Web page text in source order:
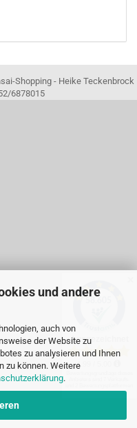
und andere
auch von
der Website zu
zu analysieren und Ihnen
zu können. Weitere
.
Teckenbrock
6878015